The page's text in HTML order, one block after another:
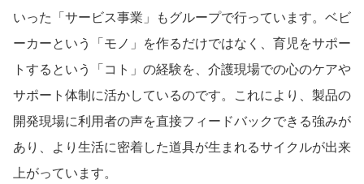
いった「サービス事業」もグループで行っています。ベビ
ーカーという「モノ」を作るだけではなく、育児をサポー
トするという「コト」の経験を、介護現場での心のケアや
サポート体制に活かしているのです。これにより、製品の
開発現場に利用者の声を直接フィードバックできる強みが
あり、より生活に密着した道具が生まれるサイクルが出来
上がっています。